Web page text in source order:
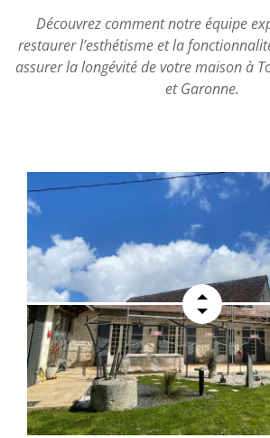
Découvrez comment notre équipe
restaurer l’esthétisme et la
assurer la longévité de votre maison à
et Garonne.